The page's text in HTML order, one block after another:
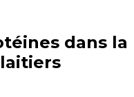
dans la